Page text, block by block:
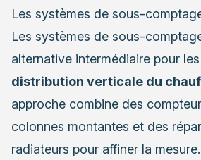
Les systèmes de sous-
Les systèmes de sous-
alternative intermédiaire pour
distribution verticale du
approche combine des
colonnes montantes et des
radiateurs pour affiner la